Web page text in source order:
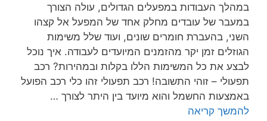
במהלך העבודות במפעלים הגדולים, עולה הצורך
במעבר של עובדים מחלק אחד של המפעל אל קצהו
השני, בהעברת חומרים שונים, ועוד שלל משימות
הגוזלים זמן יקר מהזמנים המיועדים לעבודה. איך נוכל
לבצע את כל המשימות הללו בקלות ובמהירות? רכב
תפעולי – זוהי התשובה! רכב תפעולי זהו כלי רכב הפועל
באמצעות החשמל והוא מיועד בין היתר לצורך …
להמשך קריאה